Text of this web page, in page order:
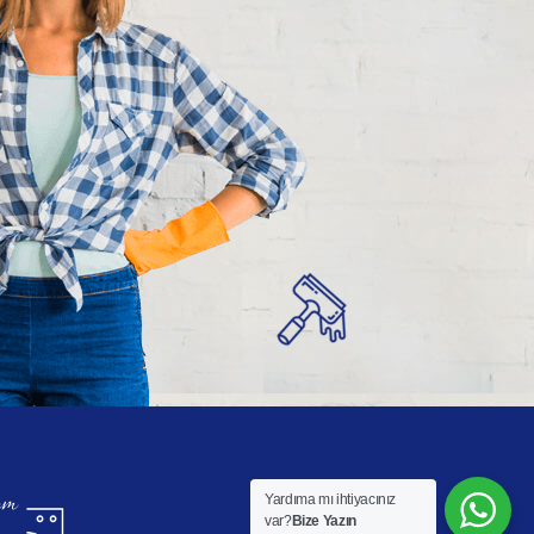
Yardıma mı ihtiyacınız
var?Bize Yazın